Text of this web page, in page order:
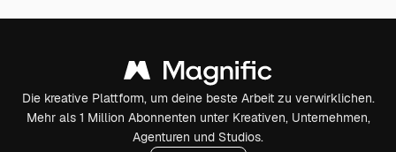
Die kreative Plattform, um deine beste Arbeit zu verwirklichen.
Mehr als 1 Million Abonnenten unter Kreativen, Unternehmen,
Agenturen und Studios.